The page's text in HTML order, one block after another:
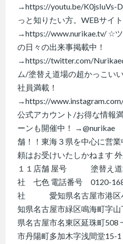
→https://youtu.be/K0jsIuVs-
っと知りたい方。WEBサイ
→https://www.nurikae.tv/ ☆
の日々の出来事掲載中！
→https://twitter.com/
ム/塗替え道場の超かっこい
社員満載！
→https://
公式アカウント/お得な情報
ーンも開催中！ →@nurikae
舗！！東海３県を中心に営
頼はお受けいたしかねます
１１店舗 屋号 塗替
社 七色 電話番号 0120-
社 愛知県名古屋市港
知県名古屋市緑区鳴海町
県名古屋市名東区延珠町
市丹陽町多加木字浅間堂15-